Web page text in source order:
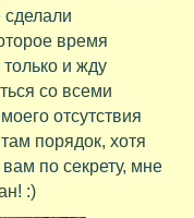
время
и жду
со всеми
отсутствия
порядок, хотя
по секрету, мне
:)